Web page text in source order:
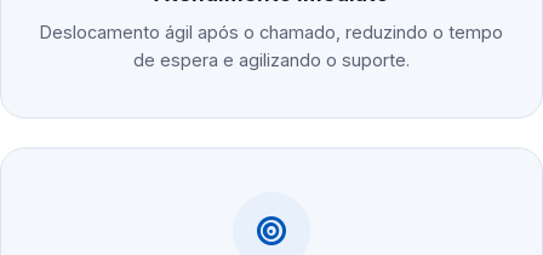
Deslocamento ágil após o chamado, reduzindo o tempo
de espera e agilizando o suporte.